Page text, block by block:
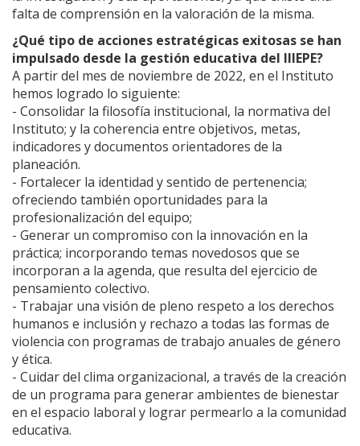
falta de comprensión en la valoración de la misma.
¿Qué tipo de acciones estratégicas exitosas se han
impulsado desde la gestión educativa del IIIEPE?
A partir del mes de noviembre de 2022, en el Instituto
hemos logrado lo siguiente:
- Consolidar la filosofía institucional, la normativa del
Instituto; y la coherencia entre objetivos, metas,
indicadores y documentos orientadores de la
planeación.
- Fortalecer la identidad y sentido de pertenencia;
ofreciendo también oportunidades para la
profesionalización del equipo;
- Generar un compromiso con la innovación en la
práctica; incorporando temas novedosos que se
incorporan a la agenda, que resulta del ejercicio de
pensamiento colectivo.
- Trabajar una visión de pleno respeto a los derechos
humanos e inclusión y rechazo a todas las formas de
violencia con programas de trabajo anuales de género
y ética.
- Cuidar del clima organizacional, a través de la creación
de un programa para generar ambientes de bienestar
en el espacio laboral y lograr permearlo a la comunidad
educativa.